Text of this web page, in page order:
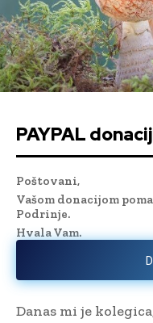
PAYPAL
Poštovani,
Vašom donacijom
Podrinje.
Hvala Vam.
Danas mi je